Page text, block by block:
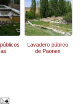
Lavadero público
de Paones